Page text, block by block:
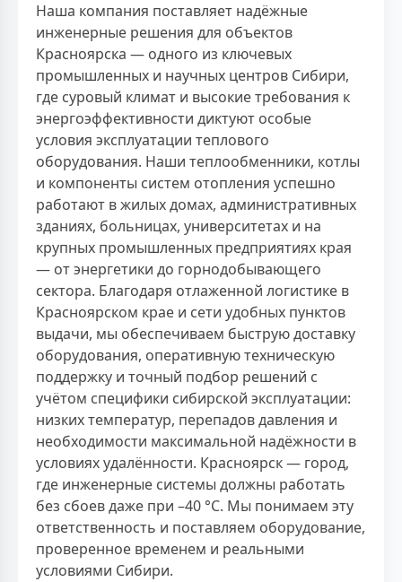
Наша компания поставляет надёжные
инженерные решения для объектов
Красноярска — одного из ключевых
промышленных и научных центров Сибири,
где суровый климат и высокие требования к
энергоэффективности диктуют особые
условия эксплуатации теплового
оборудования. Наши теплообменники, котлы
и компоненты систем отопления успешно
работают в жилых домах, административных
зданиях, больницах, университетах и на
крупных промышленных предприятиях края
— от энергетики до горнодобывающего
сектора. Благодаря отлаженной логистике в
Красноярском крае и сети удобных пунктов
выдачи, мы обеспечиваем быструю доставку
оборудования, оперативную техническую
поддержку и точный подбор решений с
учётом специфики сибирской эксплуатации:
низких температур, перепадов давления и
необходимости максимальной надёжности в
условиях удалённости. Красноярск — город,
где инженерные системы должны работать
без сбоев даже при –40 °C. Мы понимаем эту
ответственность и поставляем оборудование,
проверенное временем и реальными
условиями Сибири.